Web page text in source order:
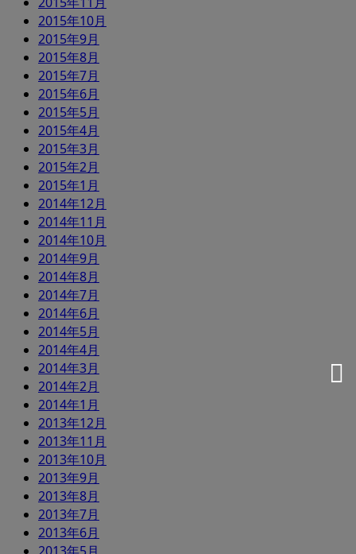
2015年10月
2015年9月
2015年8月
2015年7月
2015年6月
2015年5月
2015年4月
2015年3月
2015年2月
2015年1月
2014年12月
2014年11月
2014年10月
2014年9月
2014年8月
2014年7月
2014年6月
2014年5月
2014年4月
2014年3月
2014年2月
2014年1月
2013年12月
2013年11月
2013年10月
2013年9月
2013年8月
2013年7月
2013年6月